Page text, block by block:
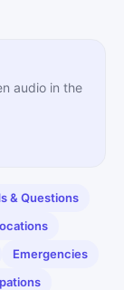
audio in the
& Questions
Emergencies